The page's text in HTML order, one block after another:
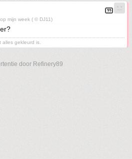
mijn week ( © DJ11)
gekleurd is.
door Refinery89